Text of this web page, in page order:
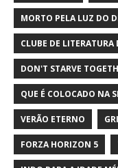
MORTO PELA LUZ DO
CLUBE DE
DON'T STARVE
QUE É COLOCADO NA
VERÃO ETERNO
FORZA HORIZON 5